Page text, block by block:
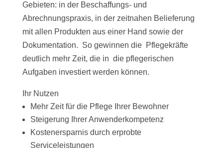
Gebieten: in der Beschaffungs- und
Abrechnungspraxis, in der zeitnahen Belieferung
mit allen Produkten aus einer Hand sowie der
Dokumentation. So gewinnen die Pflegekräfte
deutlich mehr Zeit, die in die pflegerischen
Aufgaben investiert werden können.
Ihr Nutzen
Mehr Zeit für die Pflege Ihrer Bewohner
Steigerung Ihrer Anwenderkompetenz
Kostenersparnis durch erprobte
Serviceleistungen